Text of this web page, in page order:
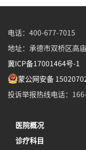
电话：400-677-7015
地址：承德市双桥区高
冀ICP备17001464号-1
蒙公网安备
投诉举报热线电话：
医院概况
诊疗科目